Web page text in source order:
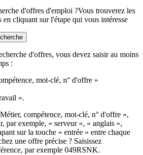
d'offres d'emploi ?Vous trouverez les
en cliquant sur l'étape qui vous intéresse
d'offres, vous devez saisir au moins
:
mot-clé, n° d'offre »
».
compétence, mot-clé, n° d'offre »,
par exemple, « serveur », « anglais »,
sur la touche « entrée » entre chaque
une offre précise ? Saisissez
par exemple 049RSNK.